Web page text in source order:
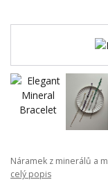
Náramek z minerálů a
celý popis